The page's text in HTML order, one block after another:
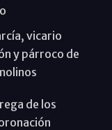
vicario
y párroco de
de los